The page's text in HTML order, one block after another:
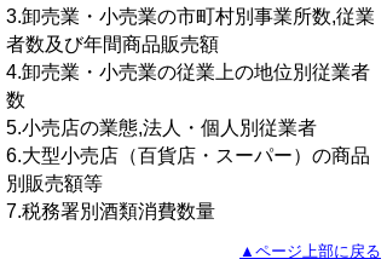
3.卸売業・小売業の市町村別事業所数,従業
者数及び年間商品販売額
4.卸売業・小売業の従業上の地位別従業者
数
5.小売店の業態,法人・個人別従業者
6.大型小売店（百貨店・スーパー）の商品
別販売額等
7.税務署別酒類消費数量
▲ページ上部に戻る